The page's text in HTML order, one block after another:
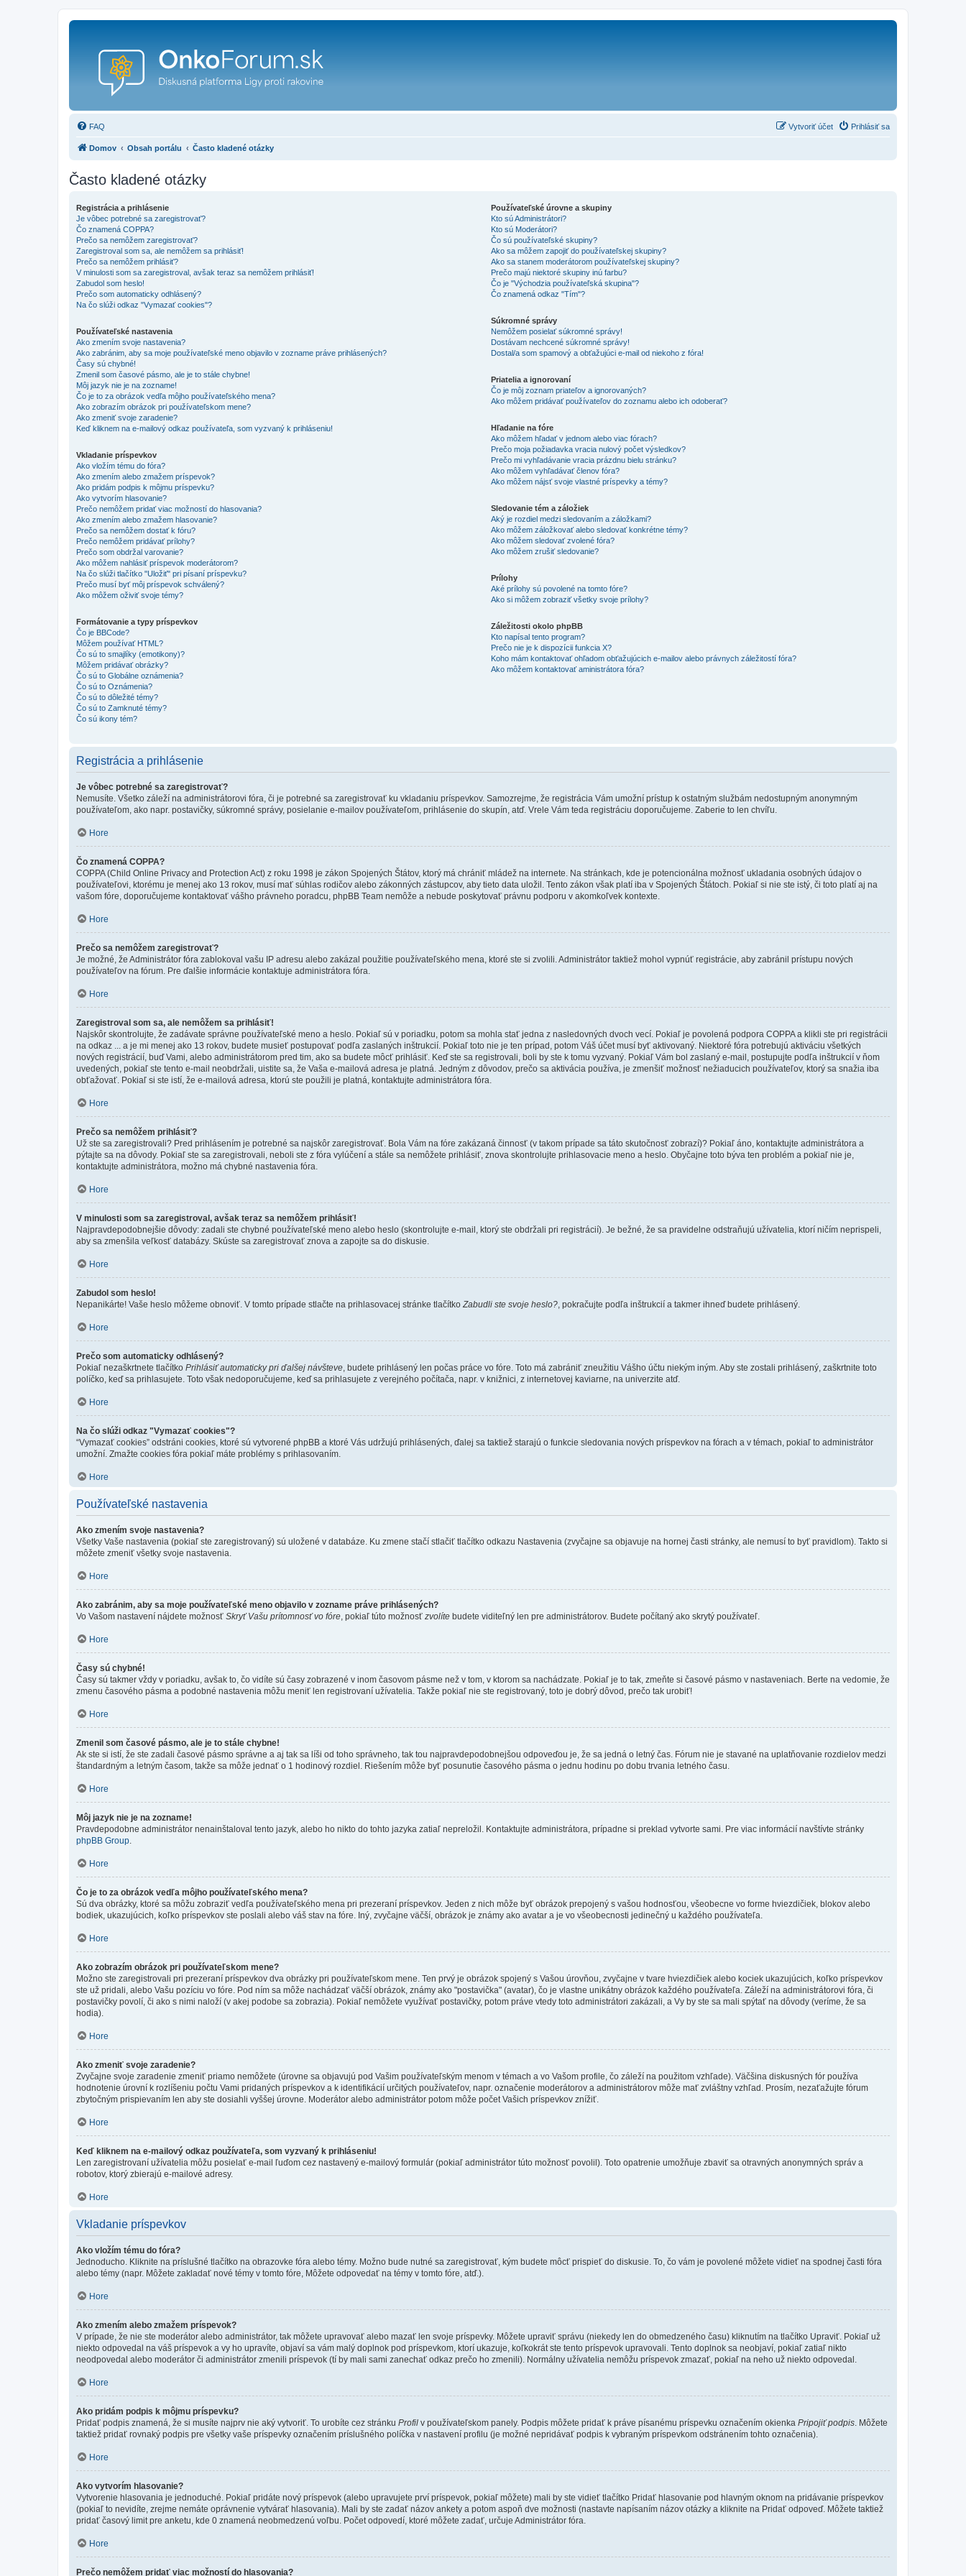
FAQ Prihlásiť sa
Vytvoriť účet
Domov Obsah portálu Často kladené otázky
Často kladené otázky
Registrácia a prihlásenie
Je vôbec potrebné sa zaregistrovať?
Čo znamená COPPA?
Prečo sa nemôžem zaregistrovať?
Zaregistroval som sa, ale nemôžem sa prihlásiť!
Prečo sa nemôžem prihlásiť?
V minulosti som sa zaregistroval, avšak teraz sa nemôžem prihlásiť!
Zabudol som heslo!
Prečo som automaticky odhlásený?
Na čo slúži odkaz "Vymazať cookies"?
Používateľské nastavenia
Ako zmením svoje nastavenia?
Ako zabránim, aby sa moje používateľské meno objavilo v zozname práve prihlásených?
Časy sú chybné!
Zmenil som časové pásmo, ale je to stále chybne!
Môj jazyk nie je na zozname!
Čo je to za obrázok vedľa môjho používateľského mena?
Ako zobrazím obrázok pri používateľskom mene?
Ako zmeniť svoje zaradenie?
Keď kliknem na e-mailový odkaz používateľa, som vyzvaný k prihláseniu!
Vkladanie príspevkov
Ako vložím tému do fóra?
Ako zmením alebo zmažem príspevok?
Ako pridám podpis k môjmu príspevku?
Ako vytvorím hlasovanie?
Prečo nemôžem pridať viac možností do hlasovania?
Ako zmením alebo zmažem hlasovanie?
Prečo sa nemôžem dostať k fóru?
Prečo nemôžem pridávať prílohy?
Prečo som obdržal varovanie?
Ako môžem nahlásiť príspevok moderátorom?
Na čo slúži tlačítko "Uložiť" pri písaní príspevku?
Prečo musí byť môj príspevok schválený?
Ako môžem oživiť svoje témy?
Formátovanie a typy príspevkov
Čo je BBCode?
Môžem používať HTML?
Čo sú to smajlíky (emotikony)?
Môžem pridávať obrázky?
Čo sú to Globálne oznámenia?
Čo sú to Oznámenia?
Čo sú to dôležité témy?
Čo sú to Zamknuté témy?
Čo sú ikony tém?
Používateľské úrovne a skupiny
Kto sú Administrátori?
Kto sú Moderátori?
Čo sú používateľské skupiny?
Ako sa môžem zapojiť do používateľskej skupiny?
Ako sa stanem moderátorom používateľskej skupiny?
Prečo majú niektoré skupiny inú farbu?
Čo je "Východzia používateľská skupina"?
Čo znamená odkaz "Tím"?
Súkromné správy
Nemôžem posielať súkromné správy!
Dostávam nechcené súkromné správy!
Dostal/a som spamový a obťažujúci e-mail od niekoho z fóra!
Priatelia a ignorovaní
Čo je môj zoznam priateľov a ignorovaných?
Ako môžem pridávať používateľov do zoznamu alebo ich odoberať?
Hľadanie na fóre
Ako môžem hľadať v jednom alebo viac fórach?
Prečo moja požiadavka vracia nulový počet výsledkov?
Prečo mi vyhľadávanie vracia prázdnu bielu stránku?
Ako môžem vyhľadávať členov fóra?
Ako môžem nájsť svoje vlastné príspevky a témy?
Sledovanie tém a záložiek
Aký je rozdiel medzi sledovaním a záložkami?
Ako môžem záložkovať alebo sledovať konkrétne témy?
Ako môžem sledovať zvolené fóra?
Ako môžem zrušiť sledovanie?
Prílohy
Aké prílohy sú povolené na tomto fóre?
Ako si môžem zobraziť všetky svoje prílohy?
Záležitosti okolo phpBB
Kto napísal tento program?
Prečo nie je k dispozícii funkcia X?
Koho mám kontaktovať ohľadom obťažujúcich e-mailov alebo právnych záležitostí fóra?
Ako môžem kontaktovať aministrátora fóra?
Registrácia a prihlásenie
Je vôbec potrebné sa zaregistrovať?
Nemusíte. Všetko záleží na administrátorovi fóra, či je potrebné sa zaregistrovať ku vkladaniu príspevkov. Samozrejme, že registrácia Vám umožní prístup k ostatným službám nedostupným anonymným
používateľom, ako napr. postavičky, súkromné správy, posielanie e-mailov používateľom, prihlásenie do skupín, atď. Vrele Vám teda registráciu doporučujeme. Zaberie to len chvíľu.
Hore
Čo znamená COPPA?
COPPA (Child Online Privacy and Protection Act) z roku 1998 je zákon Spojených Štátov, ktorý má chrániť mládež na internete. Na stránkach, kde je potencionálna možnosť ukladania osobných údajov o
používateľovi, ktorému je menej ako 13 rokov, musí mať súhlas rodičov alebo zákonných zástupcov, aby tieto data uložil. Tento zákon však platí iba v Spojených Štátoch. Pokiaľ si nie ste istý, či toto platí aj na
vašom fóre, doporučujeme kontaktovať vášho právneho poradcu, phpBB Team nemôže a nebude poskytovať právnu podporu v akomkoľvek kontexte.
Hore
Prečo sa nemôžem zaregistrovať?
Je možné, že Administrátor fóra zablokoval vašu IP adresu alebo zakázal použitie používateľského mena, ktoré ste si zvolili. Administrátor taktiež mohol vypnúť registrácie, aby zabránil prístupu nových
používateľov na fórum. Pre ďalšie informácie kontaktuje administrátora fóra.
Hore
Zaregistroval som sa, ale nemôžem sa prihlásiť!
Najskôr skontrolujte, že zadávate správne používateľské meno a heslo. Pokiaľ sú v poriadku, potom sa mohla stať jedna z nasledovných dvoch vecí. Pokiaľ je povolená podpora COPPA a klikli ste pri registrácii
na odkaz ... a je mi menej ako 13 rokov, budete musieť postupovať podľa zaslaných inštrukcií. Pokiaľ toto nie je ten prípad, potom Váš účet musí byť aktivovaný. Niektoré fóra potrebujú aktiváciu všetkých
nových registrácií, buď Vami, alebo administrátorom pred tim, ako sa budete môcť prihlásiť. Keď ste sa registrovali, boli by ste k tomu vyzvaný. Pokiaľ Vám bol zaslaný e-mail, postupujte podľa inštrukcií v ňom
uvedených, pokiaľ ste tento e-mail neobdržali, uistite sa, že Vaša e-mailová adresa je platná. Jedným z dôvodov, prečo sa aktivácia používa, je zmenšiť možnosť nežiaducich používateľov, ktorý sa snažia iba
obťažovať. Pokiaľ si ste istí, že e-mailová adresa, ktorú ste použili je platná, kontaktujte administrátora fóra.
Hore
Prečo sa nemôžem prihlásiť?
Už ste sa zaregistrovali? Pred prihlásením je potrebné sa najskôr zaregistrovať. Bola Vám na fóre zakázaná činnosť (v takom prípade sa táto skutočnosť zobrazí)? Pokiaľ áno, kontaktujte administrátora a
pýtajte sa na dôvody. Pokiaľ ste sa zaregistrovali, neboli ste z fóra vylúčení a stále sa nemôžete prihlásiť, znova skontrolujte prihlasovacie meno a heslo. Obyčajne toto býva ten problém a pokiaľ nie je,
kontaktujte administrátora, možno má chybné nastavenia fóra.
Hore
V minulosti som sa zaregistroval, avšak teraz sa nemôžem prihlásiť!
Najpravdepodobnejšie dôvody: zadali ste chybné používateľské meno alebo heslo (skontrolujte e-mail, ktorý ste obdržali pri registrácií). Je bežné, že sa pravidelne odstraňujú užívatelia, ktorí ničím neprispeli,
aby sa zmenšila veľkosť databázy. Skúste sa zaregistrovať znova a zapojte sa do diskusie.
Hore
Zabudol som heslo!
Nepanikárte! Vaše heslo môžeme obnoviť. V tomto prípade stlačte na prihlasovacej stránke tlačítkoZabudli ste svoje heslo?, pokračujte podľa inštrukcií a takmer ihneď budete prihlásený.
Hore
Prečo som automaticky odhlásený?
Pokiaľ nezaškrtnete tlačítko Prihlásiť automaticky pri ďalšej návšteve, budete prihlásený len počas práce vo fóre. Toto má zabrániť zneužitiu Vášho účtu niekým iným. Aby ste zostali prihlásený, zaškrtnite toto
políčko, keď sa prihlasujete. Toto však nedoporučujeme, keď sa prihlasujete z verejného počítača, napr. v knižnici, z internetovej kaviarne, na univerzite atď.
Hore
Na čo slúži odkaz "Vymazať cookies"?
“Vymazať cookies” odstráni cookies, ktoré sú vytvorené phpBB a ktoré Vás udržujú prihlásených, ďalej sa taktiež starajú o funkcie sledovania nových príspevkov na fórach a v témach, pokiaľ to administrátor
umožní. Zmažte cookies fóra pokiaľ máte problémy s prihlasovaním.
Hore
Používateľské nastavenia
Ako zmením svoje nastavenia?
Všetky Vaše nastavenia (pokiaľ ste zaregistrovaný) sú uložené v databáze. Ku zmene stačí stlačiť tlačítko odkazu Nastavenia (zvyčajne sa objavuje na hornej časti stránky, ale nemusí to byť pravidlom). Takto si
môžete zmeniť všetky svoje nastavenia.
Hore
Ako zabránim, aby sa moje používateľské meno objavilo v zozname práve prihlásených?
Vo Vašom nastavení nájdete možnosť Skryť Vašu prítomnosť vo fóre, pokiaľ túto možnosť zvolíte budete viditeľný len pre administrátorov. Budete počítaný ako skrytý používateľ.
Hore
Časy sú chybné!
Časy sú takmer vždy v poriadku, avšak to, čo vidíte sú časy zobrazené v inom časovom pásme než v tom, v ktorom sa nachádzate. Pokiaľ je to tak, zmeňte si časové pásmo v nastaveniach. Berte na vedomie, že
zmenu časového pásma a podobné nastavenia môžu meniť len registrovaní užívatelia. Takže pokiaľ nie ste registrovaný, toto je dobrý dôvod, prečo tak urobiť!
Hore
Zmenil som časové pásmo, ale je to stále chybne!
Ak ste si istí, že ste zadali časové pásmo správne a aj tak sa líši od toho správneho, tak tou najpravdepodobnejšou odpoveďou je, že sa jedná o letný čas. Fórum nie je stavané na uplatňovanie rozdielov medzi
štandardným a letným časom, takže sa môže jednať o 1 hodinový rozdiel. Riešením môže byť posunutie časového pásma o jednu hodinu po dobu trvania letného času.
Hore
Môj jazyk nie je na zozname!
Pravdepodobne administrátor nenainštaloval tento jazyk, alebo ho nikto do tohto jazyka zatiaľ nepreložil. Kontaktujte administrátora, prípadne si preklad vytvorte sami. Pre viac informácií navštívte stránky
phpBB Group.
Hore
Čo je to za obrázok vedľa môjho používateľského mena?
Sú dva obrázky, ktoré sa môžu zobraziť vedľa používateľského mena pri prezeraní príspevkov. Jeden z nich môže byť obrázok prepojený s vašou hodnosťou, všeobecne vo forme hviezdičiek, blokov alebo
bodiek, ukazujúcich, koľko príspevkov ste poslali alebo váš stav na fóre. Iný, zvyčajne väčší, obrázok je známy ako avatar a je vo všeobecnosti jedinečný u každého používateľa.
Hore
Ako zobrazím obrázok pri používateľskom mene?
Možno ste zaregistrovali pri prezeraní príspevkov dva obrázky pri používateľskom mene. Ten prvý je obrázok spojený s Vašou úrovňou, zvyčajne v tvare hviezdičiek alebo kociek ukazujúcich, koľko príspevkov
ste už pridali, alebo Vašu pozíciu vo fóre. Pod ním sa môže nachádzať väčší obrázok, známy ako "postavička" (avatar), čo je vlastne unikátny obrázok každého používateľa. Záleží na administrátorovi fóra, či
postavičky povolí, či ako s nimi naloží (v akej podobe sa zobrazia). Pokiaľ nemôžete využívať postavičky, potom práve vtedy toto administrátori zakázali, a Vy by ste sa mali spýtať na dôvody (veríme, že sa
hodia).
Hore
Ako zmeniť svoje zaradenie?
Zvyčajne svoje zaradenie zmeniť priamo nemôžete (úrovne sa objavujú pod Vašim používateľským menom v témach a vo Vašom profile, čo záleží na použitom vzhľade). Väčšina diskusných fór používa
hodnotenie úrovní k rozlíšeniu počtu Vami pridaných príspevkov a k identifikácií určitých používateľov, napr. označenie moderátorov a administrátorov môže mať zvláštny vzhľad. Prosím, nezaťažujte fórum
zbytočným prispievaním len aby ste dosiahli vyššej úrovne. Moderátor alebo administrátor potom môže počet Vašich príspevkov znížiť.
Hore
Keď kliknem na e-mailový odkaz používateľa, som vyzvaný k prihláseniu!
Len zaregistrovaní užívatelia môžu posielať e-mail ľuďom cez nastavený e-mailový formulár (pokiaľ administrátor túto možnosť povolil). Toto opatrenie umožňuje zbaviť sa otravných anonymných správ a
robotov, ktorý zbierajú e-mailové adresy.
Hore
Vkladanie príspevkov
Ako vložím tému do fóra?
Jednoducho. Kliknite na príslušné tlačítko na obrazovke fóra alebo témy. Možno bude nutné sa zaregistrovať, kým budete môcť prispieť do diskusie. To, čo vám je povolené môžete vidieť na spodnej časti fóra
alebo témy (napr. Môžete zakladať nové témy v tomto fóre, Môžete odpovedať na témy v tomto fóre, atď.).
Hore
Ako zmením alebo zmažem príspevok?
V prípade, že nie ste moderátor alebo administrátor, tak môžete upravovať alebo mazať len svoje príspevky. Môžete upraviť správu (niekedy len do obmedzeného času) kliknutím na tlačítko Upraviť. Pokiaľ už
niekto odpovedal na váš príspevok a vy ho upravíte, objaví sa vám malý doplnok pod príspevkom, ktorí ukazuje, koľkokrát ste tento príspevok upravovali. Tento doplnok sa neobjaví, pokiaľ zatiaľ nikto
neodpovedal alebo moderátor či administrátor zmenili príspevok (tí by mali sami zanechať odkaz prečo ho zmenili). Normálny užívatelia nemôžu príspevok zmazať, pokiaľ na neho už niekto odpovedal.
Hore
Ako pridám podpis k môjmu príspevku?
Pridať podpis znamená, že si musíte najprv nie aký vytvoriť. To urobíte cez stránku Profil v používateľskom panely. Podpis môžete pridať k práve písanému príspevku označením okienka Pripojiť podpis. Môžete
taktiež pridať rovnaký podpis pre všetky vaše príspevky označením príslušného políčka v nastavení profilu (je možné nepridávať podpis k vybraným príspevkom odstránením tohto označenia).
Hore
Ako vytvorím hlasovanie?
Vytvorenie hlasovania je jednoduché. Pokiaľ pridáte nový príspevok (alebo upravujete prví príspevok, pokiaľ môžete) mali by ste vidieť tlačítko Pridať hlasovanie pod hlavným oknom na pridávanie príspevkov
(pokiaľ to nevidíte, zrejme nemáte oprávnenie vytvárať hlasovania). Mali by ste zadať názov ankety a potom aspoň dve možnosti (nastavte napísaním názov otázky a kliknite na Pridať odpoveď. Môžete taktiež
pridať časový limit pre anketu, kde 0 znamená neobmedzenú voľbu. Počet odpovedí, ktoré môžete zadať, určuje Administrátor fóra.
Hore
Prečo nemôžem pridať viac možností do hlasovania?